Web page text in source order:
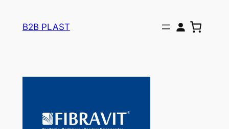
B2B PLAST